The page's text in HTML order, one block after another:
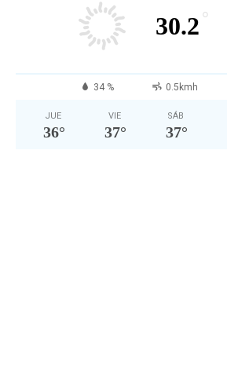
30.2 °
34 % 0.5kmh
JUE
36°
VIE
37°
SÁB
37°